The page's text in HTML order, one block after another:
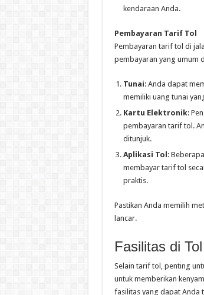
kendaraan Anda.
Pembayaran Tarif Tol
Pembayaran tarif tol di
pembayaran yang umum
Tunai: Anda dapat
memiliki uang tunai
Kartu Elektronik:
pembayaran tarif tol.
ditunjuk.
Aplikasi Tol :
membayar tarif tol
praktis.
Pastikan Anda memilih
lancar.
Fasilitas di
Selain tarif tol, penting
untuk memberikan
fasilitas yang dapat Anda